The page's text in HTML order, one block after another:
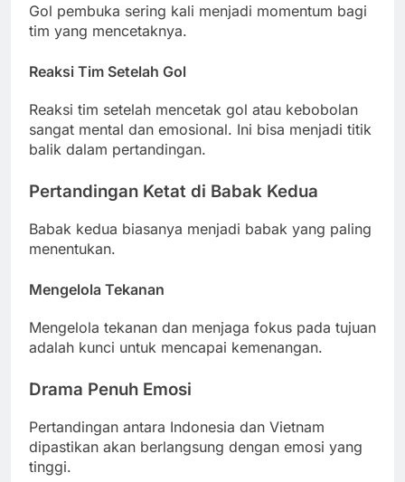
Gol pembuka sering kali menjadi momentum bagi
tim yang mencetaknya.
Reaksi Tim Setelah Gol
Reaksi tim setelah mencetak gol atau kebobolan
sangat mental dan emosional. Ini bisa menjadi titik
balik dalam pertandingan.
Pertandingan Ketat di Babak Kedua
Babak kedua biasanya menjadi babak yang paling
menentukan.
Mengelola Tekanan
Mengelola tekanan dan menjaga fokus pada tujuan
adalah kunci untuk mencapai kemenangan.
Drama Penuh Emosi
Pertandingan antara Indonesia dan Vietnam
dipastikan akan berlangsung dengan emosi yang
tinggi.